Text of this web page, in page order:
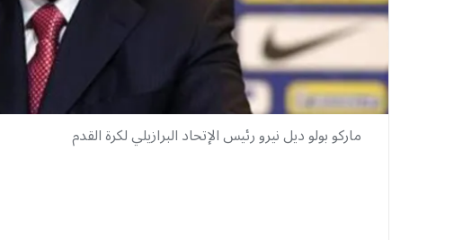
ماركو بولو ديل نيرو رئيس الإتحاد البرازيلي لكرة القدم